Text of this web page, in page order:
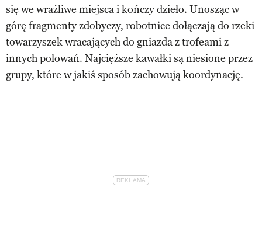
się we wrażliwe miejsca i kończy dzieło. Unosząc w
górę fragmenty zdobyczy, robotnice dołączają do rzeki
towarzyszek wracających do gniazda z trofeami z
innych polowań. Najcięższe kawałki są niesione przez
grupy, które w jakiś sposób zachowują koordynację.